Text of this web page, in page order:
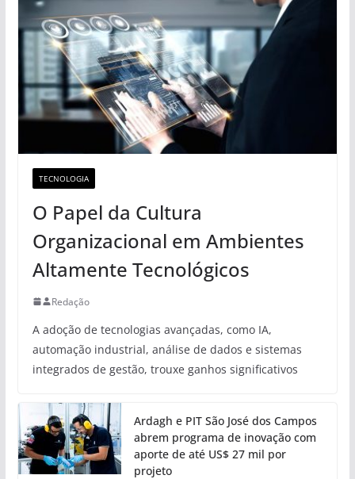
TECNOLOGIA
O Papel da Cultura
Organizacional em Ambientes
Altamente Tecnológicos
Redação
A adoção de tecnologias avançadas, como IA,
automação industrial, análise de dados e sistemas
integrados de gestão, trouxe ganhos significativos
Ardagh e PIT São José dos Campos
abrem programa de inovação com
aporte de até US$ 27 mil por
projeto